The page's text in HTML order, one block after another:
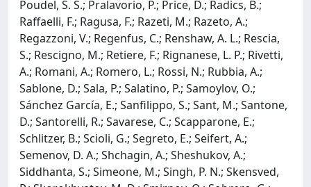
Poudel, S. S.; Pralavorio, P.; Price, D.; Radics, B.;
Raffaelli, F.; Ragusa, F.; Razeti, M.; Razeto, A.;
Regazzoni, V.; Regenfus, C.; Renshaw, A. L.; Rescia,
S.; Rescigno, M.; Retiere, F.; Rignanese, L. P.; Rivetti,
A.; Romani, A.; Romero, L.; Rossi, N.; Rubbia, A.;
Sablone, D.; Sala, P.; Salatino, P.; Samoylov, O.;
Sánchez García, E.; Sanfilippo, S.; Sant, M.; Santone,
D.; Santorelli, R.; Savarese, C.; Scapparone, E.;
Schlitzer, B.; Scioli, G.; Segreto, E.; Seifert, A.;
Semenov, D. A.; Shchagin, A.; Sheshukov, A.;
Siddhanta, S.; Simeone, M.; Singh, P. N.; Skensved,